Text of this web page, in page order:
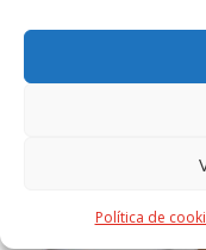
Política de